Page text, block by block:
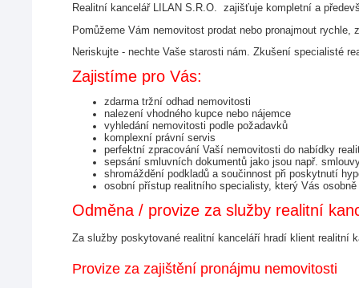
Realitní kancelář LILAN S.R.O.  zajišťuje kompletní a
Pomůžeme Vám nemovitost prodat nebo pronajmout
Neriskujte - nechte Vaše starosti nám. Zkušení specialisté
Zajistíme pro Vás:
zdarma tržní odhad nemovitosti
nalezení vhodného kupce nebo nájemce
vyhledání nemovitosti podle požadavků
komplexní právní servis
perfektní zpracování Vaší nemovitosti do nabídky
sepsání smluvních dokumentů jako jsou např.
shromáždění podkladů a součinnost při poskytnutí
osobní přístup realitního specialisty, který Vás
Odměna / provize za služby realitní
Za služby poskytované realitní kanceláří hradí klient realitní
Provize za zajištění pronájmu nemovitosti